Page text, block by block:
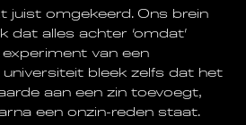
juist omgekeerd. Ons brein
dat alles achter ‘omdat’
experiment van een
bleek zelfs dat het
aan een zin toevoegt,
een onzin-reden staat.